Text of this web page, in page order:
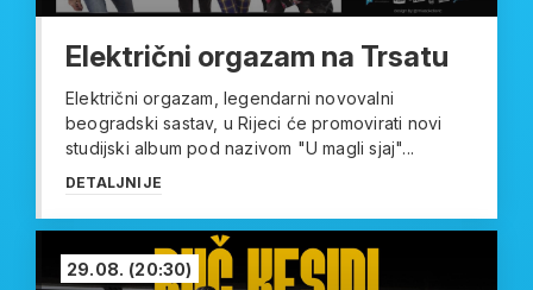
Električni orgazam na Trsatu
Električni orgazam, legendarni novovalni
beogradski sastav, u Rijeci će promovirati novi
studijski album pod nazivom "U magli sjaj"...
DETALJNIJE
29.08. (20:30)